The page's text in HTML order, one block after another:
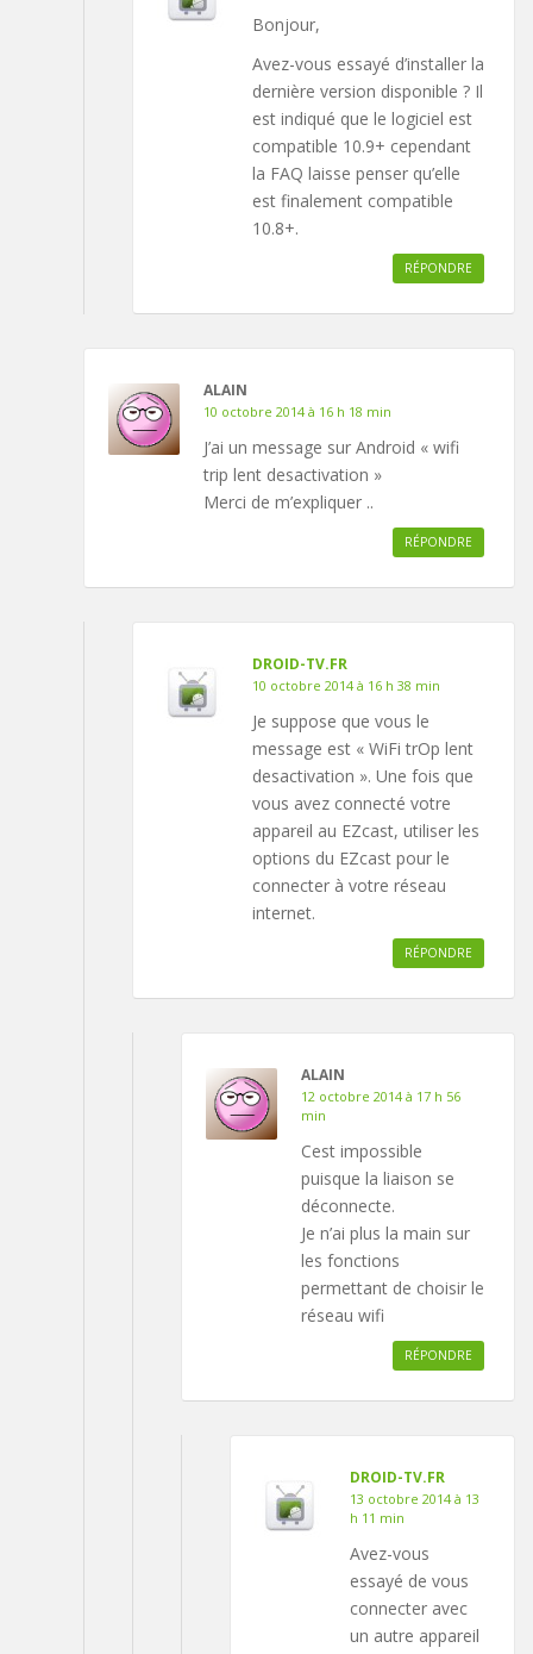
Bonjour,
Avez-vous essayé d’installer la
dernière version disponible ? Il
est indiqué que le logiciel est
compatible 10.9+ cependant
la FAQ laisse penser qu’elle
est finalement compatible
10.8+.
RÉPONDRE
ALAIN
10 octobre 2014 à 16 h 18 min
J’ai un message sur Android « wifi
trip lent desactivation »
Merci de m’expliquer ..
RÉPONDRE
DROID-TV.FR
10 octobre 2014 à 16 h 38 min
Je suppose que vous le
message est « WiFi trOp lent
desactivation ». Une fois que
vous avez connecté votre
appareil au EZcast, utiliser les
options du EZcast pour le
connecter à votre réseau
internet.
RÉPONDRE
ALAIN
12 octobre 2014 à 17 h 56
min
Cest impossible
puisque la liaison se
déconnecte.
Je n’ai plus la main sur
les fonctions
permettant de choisir le
réseau wifi
RÉPONDRE
DROID-TV.FR
13 octobre 2014 à 13
h 11 min
Avez-vous
essayé de vous
connecter avec
un autre appareil